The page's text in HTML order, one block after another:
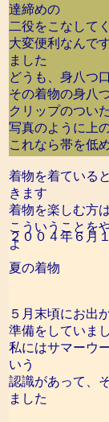
２００４年６月
夏の着物
５月末頃にお出
準備をしていま
私にはサマーウ
いう
認識があって、
ました
達締めの
二役をこなして
大変便利なんで
ました
どうも、身八つ
その着物の身八
クリップのつい
写真のように上
これなら帯を低
着物を着ている
きます
着物を楽しむ方
こういうことを
よ